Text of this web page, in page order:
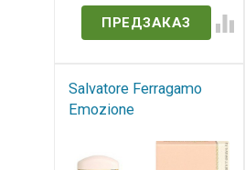
ПРЕДЗАКАЗ
Salvatore Ferragamo
Emozione